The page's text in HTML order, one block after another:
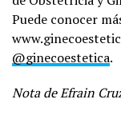
Puede conocer
@ginecoestetica.
Nota de Efrain